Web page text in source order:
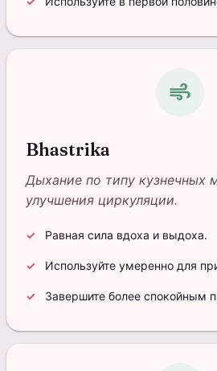
air
Bhastrika
Дыхание по типу кузнечных
улучшения циркуляции.
Равная сила вдоха и выдоха.
Используйте умеренно для
Завершите более спокойным